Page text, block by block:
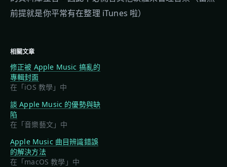
前提就是你平常有在整理 iTunes 啦）
相關文章
修正被 Apple Music 搞亂的
專輯封面
在「iOS 教學」中
談 Apple Music 的優勢與缺
陷
在「音樂藝文」中
Apple Music 曲目辨識錯誤
的解決方法
在「macOS 教學」中